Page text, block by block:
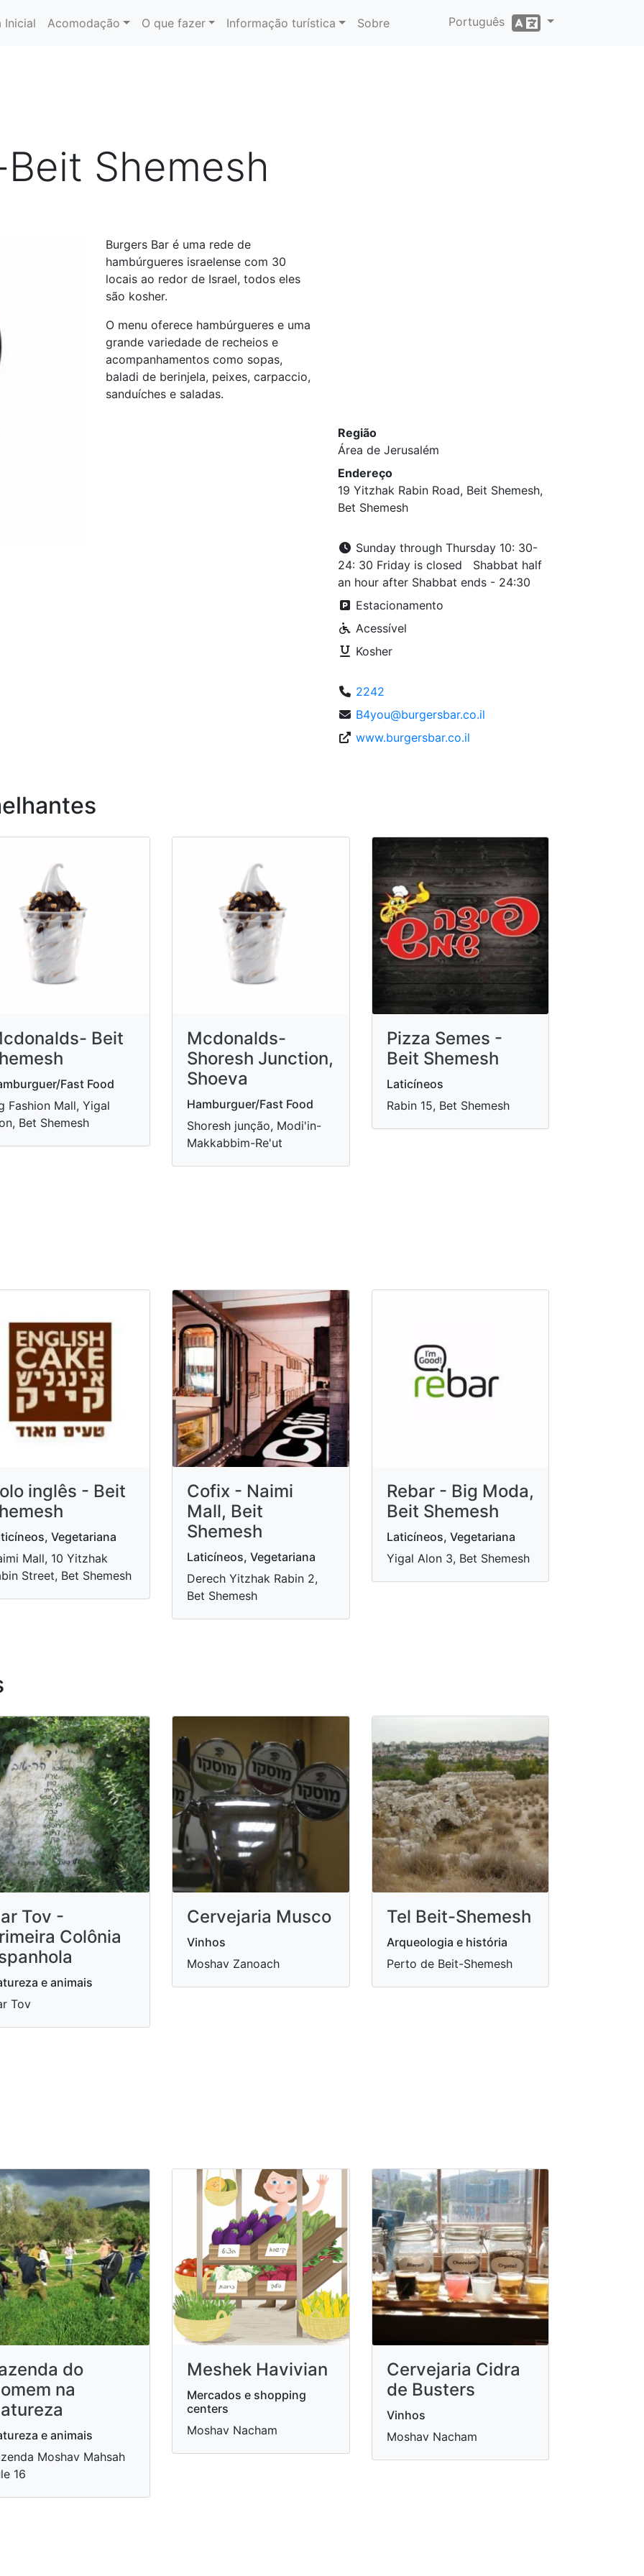
Inicial Acomodação O que fazer Informação turística Sobre Português
Shemesh
Burgers Bar é uma rede de
hambúrgueres israelense com 30
locais ao redor de Israel, todos eles
são kosher.
O menu oferece hambúrgueres e uma
grande variedade de recheios e
acompanhamentos como sopas,
baladi de berinjela, peixes, carpaccio,
sanduíches e saladas.
Região
Área de Jerusalém
Endereço
19 Yitzhak Rabin Road, Beit Shemesh,
Bet Shemesh
Sunday through Thursday 10: 30-
24: 30 Friday is closed Shabbat half
an hour after Shabbat ends - 24:30
Estacionamento
Acessível
Kosher
2242
B4you@burgersbar.co.il
www.burgersbar.co.il
Beit
Fast Food
Fashion Mall, Yigal
Bet Shemesh
Mcdonalds-
Shoresh Junction,
Shoeva
Hamburguer/Fast Food
Shoresh junção, Modi'in-
Makkabbim-Re'ut
Pizza Semes -
Beit Shemesh
Laticíneos
Rabin 15, Bet Shemesh
inglês - Beit
Vegetariana
Mall, 10 Yitzhak
Street, Bet Shemesh
Cofix - Naimi
Mall, Beit
Shemesh
Laticíneos, Vegetariana
Derech Yitzhak Rabin 2,
Bet Shemesh
Rebar - Big Moda,
Beit Shemesh
Laticíneos, Vegetariana
Yigal Alon 3, Bet Shemesh
Tov -
Colônia
e animais
Tov
Cervejaria Musco
Vinhos
Moshav Zanoach
Tel Beit-Shemesh
Arqueologia e história
Perto de Beit-Shemesh
do
na
e animais
Moshav Mahsah
16
Meshek Havivian
Mercados e shopping
centers
Moshav Nacham
Cervejaria Cidra
de Busters
Vinhos
Moshav Nacham